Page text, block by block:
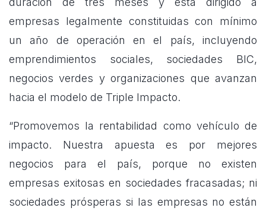
empresas legalmente constituidas con mínimo
un año de operación en el país, incluyendo
emprendimientos sociales, sociedades BIC,
negocios verdes y organizaciones que avanzan
hacia el modelo de Triple Impacto.
“Promovemos la rentabilidad como vehículo de
impacto. Nuestra apuesta es por mejores
negocios para el país, porque no existen
empresas exitosas en sociedades fracasadas; ni
sociedades prósperas si las empresas no están